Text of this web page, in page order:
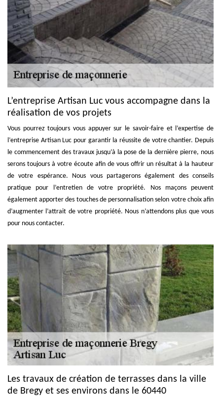
L’entreprise Artisan Luc vous accompagne dans la
réalisation de vos projets
Vous pourrez toujours vous appuyer sur le savoir-faire et l’expertise de
l’entreprise Artisan Luc pour garantir la réussite de votre chantier. Depuis
le commencement des travaux jusqu’à la pose de la dernière pierre, nous
serons toujours à votre écoute afin de vous offrir un résultat à la hauteur
de votre espérance. Nous vous partagerons également des conseils
pratique pour l’entretien de votre propriété. Nos maçons peuvent
également apporter des touches de personnalisation selon votre choix afin
d’augmenter l’attrait de votre propriété. Nous n’attendons plus que vous
pour nous contacter.
Les travaux de création de terrasses dans la ville
de Bregy et ses environs dans le 60440